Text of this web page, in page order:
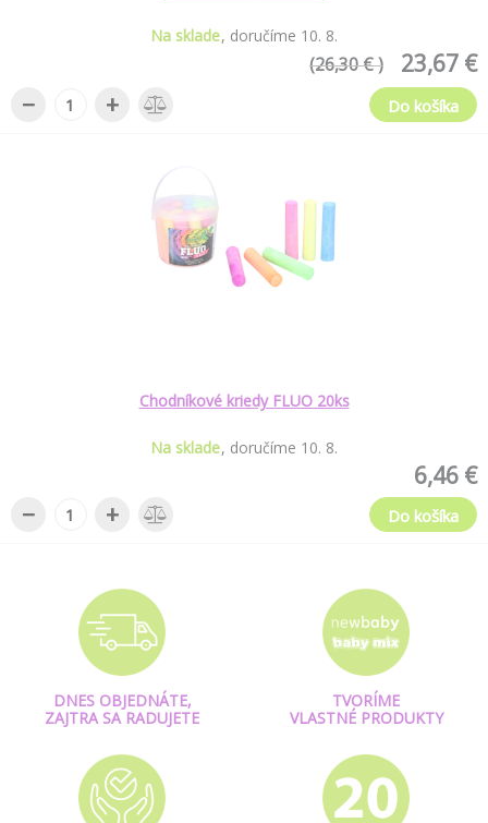
Na sklade doručíme 10. 8.
23,67 €
(26,30 € )
− + Do košíka
Chodníkové kriedy FLUO 20ks
Na sklade doručíme 10. 8.
6,46 €
−
+ Do košíka
DNES OBJEDNÁTE,
ZAJTRA SA RADUJETE
TVORÍME
VLASTNÉ PRODUKTY